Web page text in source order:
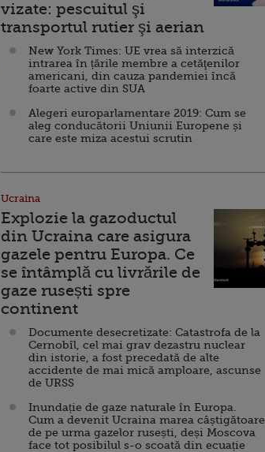
vizate: pescuitul şi
transportul rutier şi aerian
New York Times: UE vrea să interzică
intrarea în țările membre a cetăţenilor
americani, din cauza pandemiei încă
foarte active din SUA
Alegeri europarlamentare 2019: Cum se
aleg conducătorii Uniunii Europene și
care este miza acestui scrutin
Ucraina
Explozie la gazoductul
din Ucraina care asigura
gazele pentru Europa. Ce
se întâmplă cu livrările de
gaze rusești spre
continent
Documente desecretizate: Catastrofa de la
Cernobîl, cel mai grav dezastru nuclear
din istorie, a fost precedată de alte
accidente de mai mică amploare, ascunse
de URSS
Inundație de gaze naturale în Europa.
Cum a devenit Ucraina marea câștigătoare
de pe urma gazelor rusești, deși Moscova
face tot posibilul s-o scoată din ecuație